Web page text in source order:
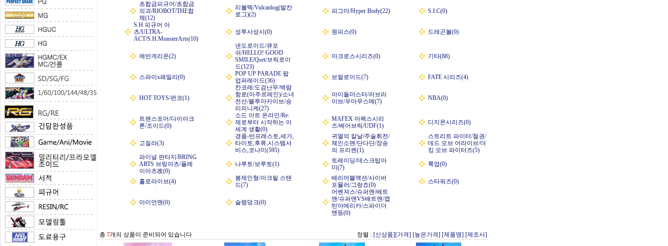
초합금피규어/초합금
의괴/RIOBOT/THE합
체(12)
리볼텍/Vulcanlog(발칸
로그)(2)
피그마/Hyper Body(22)
S.I.C(0)
S.H 피규어 아
츠/ULTRA-
ACT/S.H.MonsterArts(10)
성투사성시(0) 원피스(0) 드래곤볼(0)
에반게리온(2)
넨도로이드/큐포
쉬/HELLO! GOOD
SMILE/Qset/브릭로이
드(123)
마크로스시리즈(0) 기타(88)
스파이x패밀리(0)
POP UP PARADE 팝
업퍼레이드(36)
보컬로이드(7) FATE 시리즈(4)
HOT TOYS/펀코(1)
칸코레/도검난무/벽람
항로(아주르레인)/소녀
전선/블루아카이브/승
리의니케(27)
아이돌마스터/러브라
이브/우마무스메(7)
NBA(0)
트랜스포머/다이아크
론/조이드(0)
소드 아트 온라인/Re:
제로부터 시작하는 이
세계 생활(0)
MAFEX 마펙스시리
즈/베어브릭/UDF(1)
디지몬시리즈(0)
고질라(3)
경품-반프레스토,세가,
타이토,후류,시스템서
비스,코나미(595)
귀멸의 칼날/주술회전/
체인소맨/단다단/장송
의 프리렌(1)
스트리트 파이터/철권/
데드 오브 어라이브/더
킹 오브 파이터즈(5)
파이널 판타지/BRING
ARTS 브링아츠/플레
이아츠改(0)
나루토/보루토(1)
트레이딩/데스크탑아
미(7)
룩업(0)
홀로라이브(4)
봉제인형/아크릴 스탠
드(7)
배리어블액션/사이버
포뮬러/그랑죠(0)
스타워즈(0)
아이언맨(0) 슬램덩크(0)
어벤져스/슈퍼맨/배트
맨/슈퍼맨VS배트맨/캡
틴아메리카/스파이더
맨등(0)
총 7개의 상품이 준비되어 있습니다 정렬 : [신상품][가격] [높은가격] [제품명] [제조사]